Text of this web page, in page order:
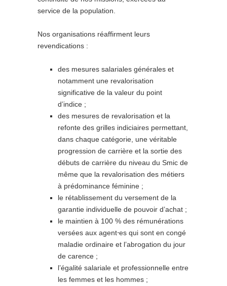
service de la population.
Nos organisations réaffirment leurs
revendications :
des mesures salariales générales et
notamment une revalorisation
significative de la valeur du point
d’indice ;
des mesures de revalorisation et la
refonte des grilles indiciaires permettant,
dans chaque catégorie, une véritable
progression de carrière et la sortie des
débuts de carrière du niveau du Smic de
même que la revalorisation des métiers
à prédominance féminine ;
le rétablissement du versement de la
garantie individuelle de pouvoir d’achat ;
le maintien à 100 % des rémunérations
versées aux agent⋅es qui sont en congé
maladie ordinaire et l’abrogation du jour
de carence ;
l’égalité salariale et professionnelle entre
les femmes et les hommes ;